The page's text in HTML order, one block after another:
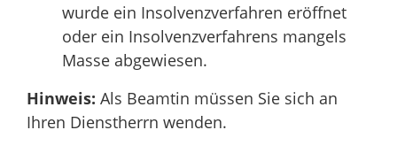
wurde ein Insolvenzverfahren eröffnet
oder ein Insolvenzverfahrens mangels
Masse abgewiesen.
Hinweis: Als Beamtin müssen Sie sich an
Ihren Dienstherrn wenden.